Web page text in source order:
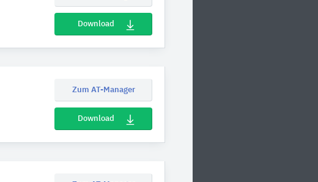
Download
Zum AT-Manager
Download